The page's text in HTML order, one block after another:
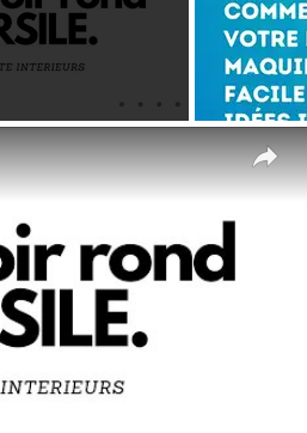
×